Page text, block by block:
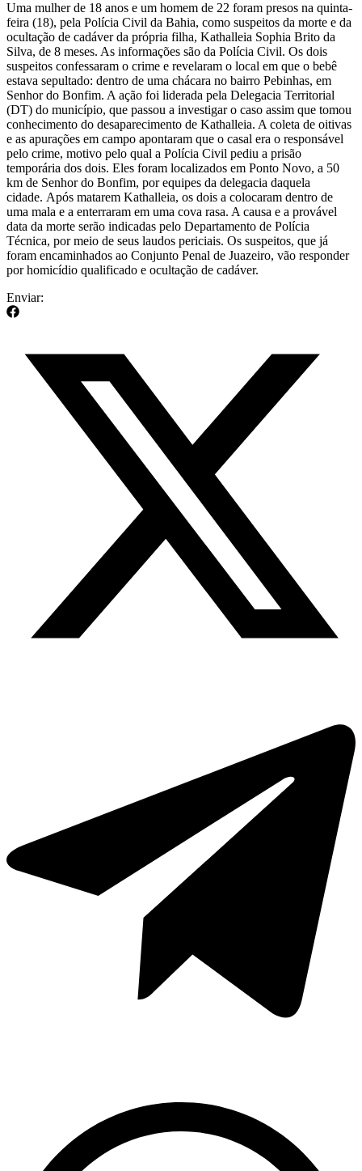
Uma mulher de 18 anos e um homem de 22 foram presos na quinta-
feira (18), pela Polícia Civil da Bahia, como suspeitos da morte e da
ocultação de cadáver da própria filha, Kathalleia Sophia Brito da
Silva, de 8 meses. As informações são da Polícia Civil. Os dois
suspeitos confessaram o crime e revelaram o local em que o bebê
estava sepultado: dentro de uma chácara no bairro Pebinhas, em
Senhor do Bonfim. A ação foi liderada pela Delegacia Territorial
(DT) do município, que passou a investigar o caso assim que tomou
conhecimento do desaparecimento de Kathalleia. A coleta de oitivas
e as apurações em campo apontaram que o casal era o responsável
pelo crime, motivo pelo qual a Polícia Civil pediu a prisão
temporária dos dois. Eles foram localizados em Ponto Novo, a 50
km de Senhor do Bonfim, por equipes da delegacia daquela
cidade. Após matarem Kathalleia, os dois a colocaram dentro de
uma mala e a enterraram em uma cova rasa. A causa e a provável
data da morte serão indicadas pelo Departamento de Polícia
Técnica, por meio de seus laudos periciais. Os suspeitos, que já
foram encaminhados ao Conjunto Penal de Juazeiro, vão responder
por homicídio qualificado e ocultação de cadáver.
Enviar: